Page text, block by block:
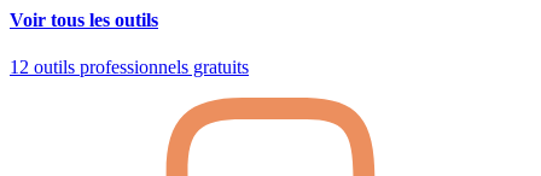
Voir tous les outils
12 outils professionnels gratuits